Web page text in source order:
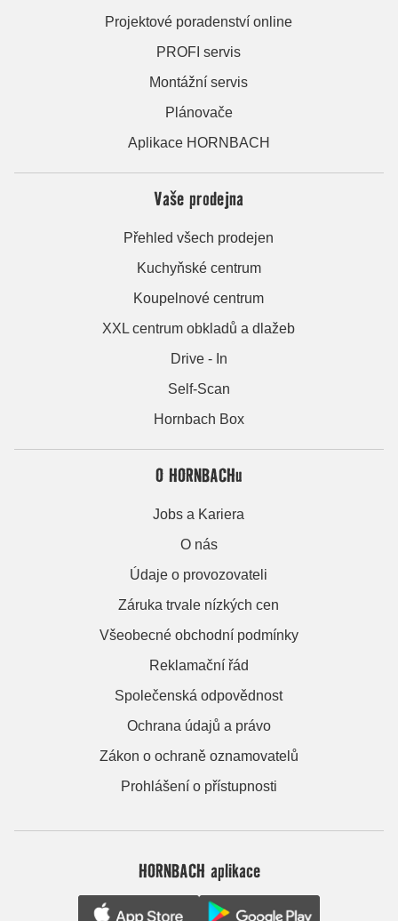
Projektové poradenství online
PROFI servis
Montážní servis
Plánovače
Aplikace HORNBACH
Vaše prodejna
Přehled všech prodejen
Kuchyňské centrum
Koupelnové centrum
XXL centrum obkladů a dlažeb
Drive - In
Self-Scan
Hornbach Box
O HORNBACHu
Jobs a Kariera
O nás
Údaje o provozovateli
Záruka trvale nízkých cen
Všeobecné obchodní podmínky
Reklamační řád
Společenská odpovědnost
Ochrana údajů a právo
Zákon o ochraně oznamovatelů
Prohlášení o přístupnosti
HORNBACH aplikace